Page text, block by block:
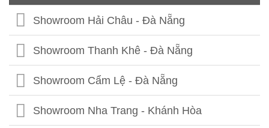
Showroom Thái Thịnh - Hà Nội
Showroom Lê Chân - Hải Phòng
Showroom Hạ Long - Quảng Ninh
Showroom Bắc Ninh
Showroom Hải Châu - Đà Nẵng
Showroom Thanh Khê - Đà Nẵng
Showroom Cẩm Lệ - Đà Nẵng
Showroom Nha Trang - Khánh Hòa